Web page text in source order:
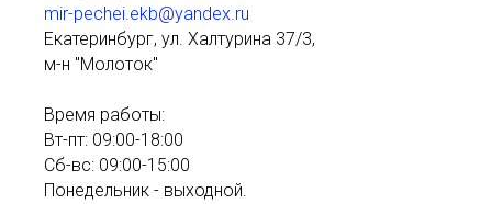
mir-pechei.ekb@yandex.ru
Екатеринбург, ул. Халтурина 37/3,
м-н "Молоток"
Время работы:
Вт-пт: 09:00-18:00
Сб-вс: 09:00-15:00
Понедельник - выходной.